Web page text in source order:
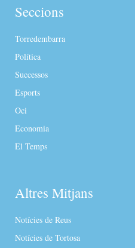
Seccions
Torredembarra
Política
Successos
Esports
Oci
Economia
El Temps
Altres Mitjans
Notícies de Reus
Notícies de Tortosa